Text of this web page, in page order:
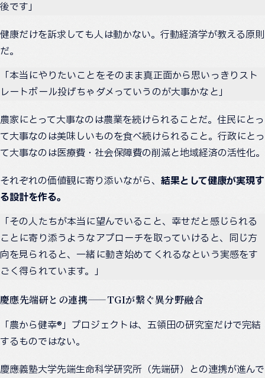
後です」
健康だけを訴求しても人は動かない。行動経済学が教える原則
だ。
「本当にやりたいことをそのまま真正面から思いっきりスト
レートボール投げちゃダメっていうのが大事かなと」
農家にとって大事なのは農業を続けられることだ。住民にとっ
て大事なのは美味しいものを食べ続けられること。行政にとっ
て大事なのは医療費・社会保障費の削減と地域経済の活性化。
それぞれの価値観に寄り添いながら、 結果として健康が実現す
る設計を作る。
「その人たちが本当に望んでいること、幸せだと感じられる
ことに寄り添うようなアプローチを取っていけると、同じ方
向を見られると、一緒に動き始めてくれるなという実感をす
ごく得られています。」
慶應先端研との連携——TGIが繋ぐ異分野融合
「農から健幸®」プロジェクトは、五領田の研究室だけで完結
するものではない。
慶應義塾大学先端生命科学研究所（先端研）との連携が進んで